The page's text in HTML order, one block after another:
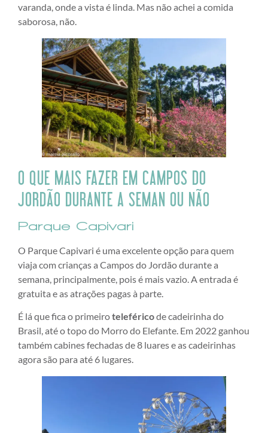
varanda, onde a vista é linda. Mas não achei a comida
saborosa, não.
O QUE MAIS FAZER EM CAMPOS DO
JORDÃO DURANTE A SEMAN OU NÃO
Parque Capivari
O Parque Capivari é uma excelente opção para quem
viaja com crianças a Campos do Jordão durante a
semana, principalmente, pois é mais vazio. A entrada é
gratuita e as atrações pagas à parte.
É lá que fica o primeiroteleféricode cadeirinha do
Brasil, até o topo do Morro do Elefante. Em 2022 ganhou
também cabines fechadas de 8 luares e as cadeirinhas
agora são para até 6 lugares.